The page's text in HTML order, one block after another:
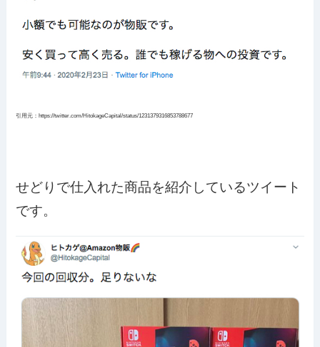
引用元：https://twitter.com/HitokageCapital/status/1231379316853788677
せどりで仕入れた商品を紹介しているツイート
です。